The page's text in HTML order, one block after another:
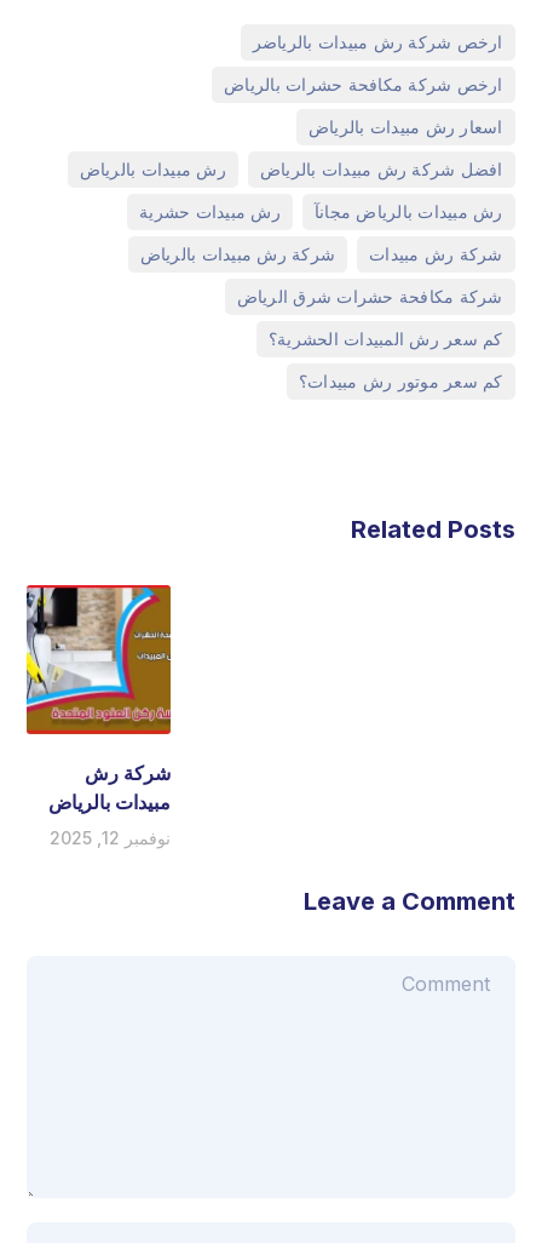
ارخص شركة رش مبيدات بالرياضر
ارخص شركة مكافحة حشرات بالرياض
اسعار رش مبيدات بالرياض
افضل شركة رش مبيدات بالرياض رش مبيدات بالرياض
رش مبيدات بالرياض مجانآ رش مبيدات حشرية
شركة رش مبيدات شركة رش مبيدات بالرياض
شركة مكافحة حشرات شرق الرياض
كم سعر رش المبيدات الحشرية؟
كم سعر موتور رش مبيدات؟
Related Posts
شركة رش
مبيدات بالرياض
نوفمبر 12, 2025
Leave a Comment